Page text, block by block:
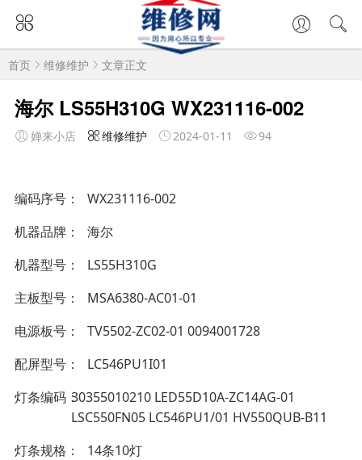
首页 维修维护 文章正文
海尔 LS55H310G WX231116-002
婵来小店 维修维护 2024-01-11 94
编码序号
WX231116-002
机器品牌
海尔
机器型号
LS55H310G
主板型号
MSA6380-AC01-01
电源板号
TV5502-ZC02-01 0094001728
配屏型号
LC546PU1I01
灯条编码 30355010210 LED55D10A-ZC14AG-01
LSC550FN05 LC546PU1/01 HV550QUB-B11
灯条规格
14条10灯